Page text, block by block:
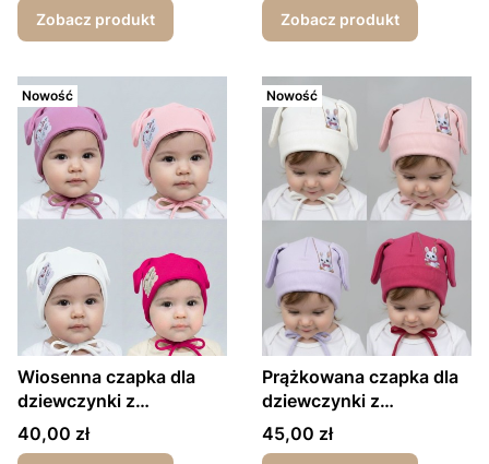
Zobacz produkt Zobacz produkt
Nowość
Wiosenna czapka dla
dziewczynki z
wiązaniem Music
Cena
40,00 zł
Nowość
Prążkowana czapka dla
dziewczynki z
wywinięciem
wiosna/jesień króliczek
Cena
45,00 zł